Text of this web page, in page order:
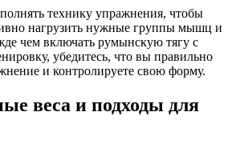
технику упражнения, чтобы
нагрузить нужные группы мышц и
чем включать румынскую тягу с
убедитесь, что вы правильно
и контролируете свою форму.
веса и подходы для